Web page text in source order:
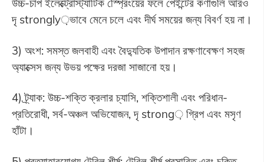
দৃ strongly়ভাবে মেনে চলে এবং দীর্ঘ সময়ের জন্য বিবর্ণ হয় না।
3) অংশ: সমস্ত জলবাহী এবং বৈদ্যুতিক উপাদান রক্ষণাবেক্ষণ সহজ
অ্যাক্সেস জন্য উভয় পক্ষের দরজা সাজানো হয়।
4) ট্র্যাক: উচ্চ-শক্তি ক্রলার চ্যাসি, শক্তিশালী এবং পরিধান-
প্রতিরোধী, সর্ব-অঞ্চল অভিযোজন, দৃ strong় গ্রিপ এবং মসৃণ
হাঁটা।